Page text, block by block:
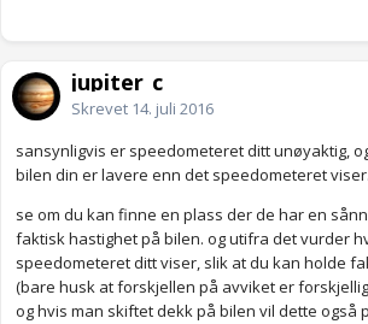
jupiter_c
Skrevet 14. juli 2016
sansynligvis er speedometeret ditt unøyaktig,
bilen din er lavere enn det speedometeret
se om du kan finne en plass der de har en
faktisk hastighet på bilen. og utifra det vurder
speedometeret ditt viser, slik at du kan holde
(bare husk at forskjellen på avviket er
og hvis man skiftet dekk på bilen vil dette også